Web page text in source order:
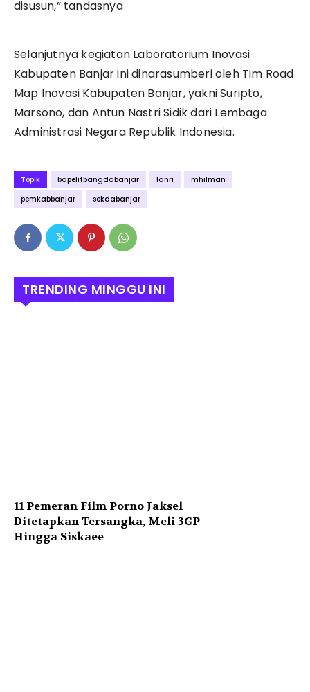
disusun,” tandasnya
Selanjutnya kegiatan Laboratorium Inovasi
Kabupaten Banjar ini dinarasumberi oleh Tim Road
Map Inovasi Kabupaten Banjar, yakni Suripto,
Marsono, dan Antun Nastri Sidik dari Lembaga
Administrasi Negara Republik Indonesia.
Topik bapelitbangdabanjar lanri
mhilman
pemkabbanjar
sekdabanjar
TRENDING MINGGU INI
11 Pemeran Film Porno Jaksel
Ditetapkan Tersangka, Meli 3GP
Hingga Siskaee